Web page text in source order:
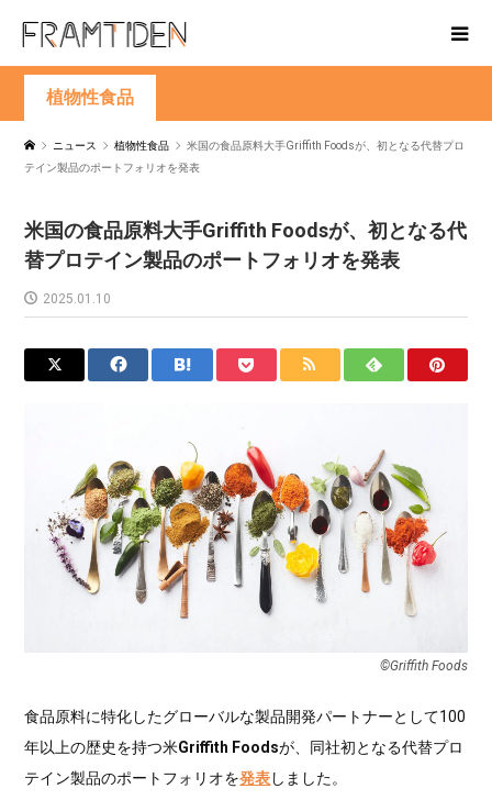
植物性食品
ニュース 植物性食品
米国の食品原料大手Griffith Foodsが、初となる代替プロ
テイン製品のポートフォリオを発表
米国の食品原料大手Griffith Foodsが、初となる代
替プロテイン製品のポートフォリオを発表
2025.01.10
©︎Griffith Foods
食品原料に特化したグローバルな製品開発パートナーとして100
年以上の歴史を持つ米Griffith Foodsが、同社初となる代替プロ
テイン製品のポートフォリオを発表しました。